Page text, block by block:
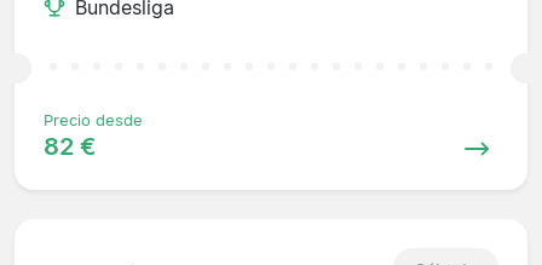
Bundesliga
Precio desde
82 €